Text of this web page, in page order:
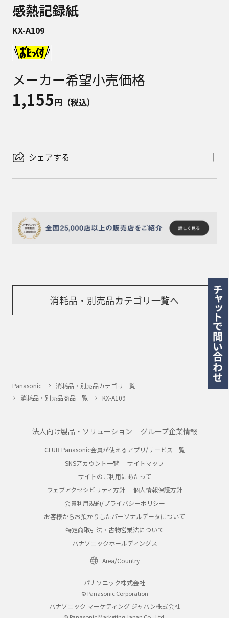
感熱記録紙
KX-A109
メーカー希望小売価格
1,155円（税込）
シェアする
消耗品・別売品カテゴリ一覧へ
Panasonic
消耗品・別売品カテゴリ一覧
消耗品・別売品商品一覧
KX-A109
法人向け製品・ソリューション グループ企業情報
CLUB Panasonic会員が使えるアプリ/サービス一覧
SNSアカウント一覧
サイトマップ
サイトのご利用にあたって
ウェブアクセシビリティ方針
個人情報保護方針
会員利用規約/プライバシーポリシー
お客様からお預かりしたパーソナルデータについて
特定商取引法・古物営業法について
パナソニックホールディングス
Area/Country
パナソニック株式会社
© Panasonic Corporation
パナソニック マーケティング ジャパン株式会社